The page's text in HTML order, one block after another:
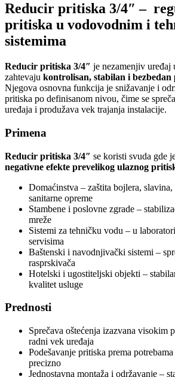
Reducir pritiska 3/4″ –
pritiska u vodovodnim i
sistemima
Reducir pritiska 3/4″ je nezamenjiv uređaj
zahtevaju kontrolisan, stabilan i bezbedan
Njegova osnovna funkcija je snižavanje i
pritiska po definisanom nivou, čime se
uređaja i produžava vek trajanja instalacije.
Primena
Reducir pritiska 3/4″ se koristi svuda gde
negativne efekte prevelikog ulaznog
Domaćinstva – zaštita bojlera,
sanitarne opreme
Stambene i poslovne zgrade –
mreže
Sistemi za tehničku vodu – u
servisima
Baštenski i navodnjivački sistemi –
rasprskivača
Hotelski i ugostiteljski objekti –
kvalitet usluge
Prednosti
Sprečava oštećenja izazvana visokim
radni vek uređaja
Podešavanje pritiska prema
precizno
Jednostavna montaža i održavanje –